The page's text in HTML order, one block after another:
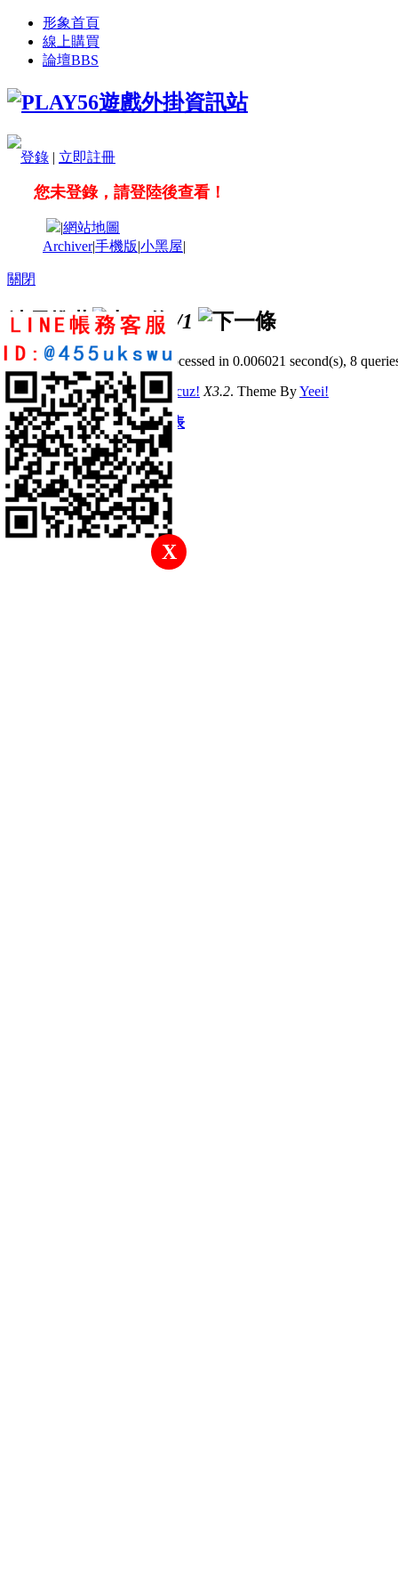
形象首頁
線上購買
論壇BBS
登錄 | 立即註冊
您未登錄，請登陸後查看！
X
|網站地圖
Archiver|手機版|小黑屋|
關閉
站長推薦 /1
GMT+8, 2026-8-7 10:34, Processed in 0.006021 second(s), 8
© 2001-2011 Powered byDiscuz! X3.2. Theme ByYeei!
快速回復 返回頂部 返回列表